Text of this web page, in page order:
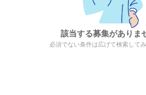
該当する募集がありま
必須でない条件は広げて検索して